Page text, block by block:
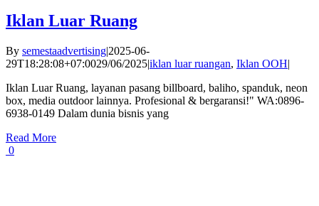
Iklan Luar Ruang
By semestaadvertising|2025-06-
29T18:28:08+07:0029/06/2025|iklan luar ruangan, Iklan OOH|
Iklan Luar Ruang, layanan pasang billboard, baliho, spanduk, neon
box, media outdoor lainnya. Profesional & bergaransi!" WA:0896-
6938-0149 Dalam dunia bisnis yang
Read More
0